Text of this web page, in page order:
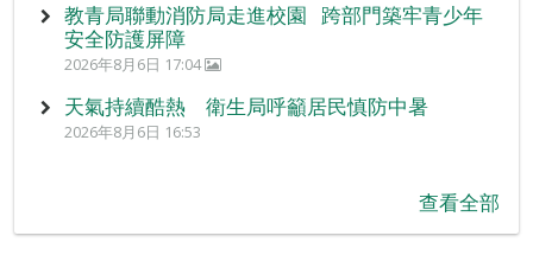
教青局聯動消防局走進校園 跨部門築牢青少年
安全防護屏障
2026年8月6日 17:04
天氣持續酷熱 衛生局呼籲居民慎防中暑
2026年8月6日 16:53
查看全部